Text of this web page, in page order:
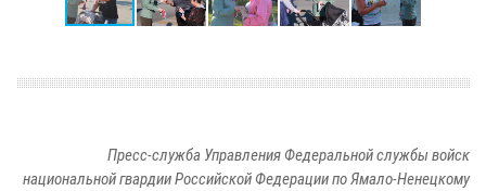
Пресс-служба Управления Федеральной службы войск
национальной гвардии Российской Федерации по Ямало-Ненецкому